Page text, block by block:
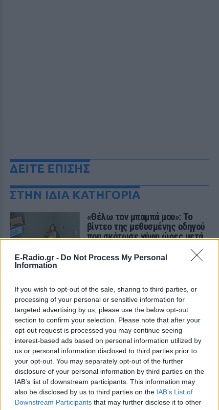
E-Radio.gr - Do Not Process My Personal
Information
If you wish to opt-out of the sale, sharing to third parties, or
processing of your personal or sensitive information for
targeted advertising by us, please use the below opt-out
section to confirm your selection. Please note that after your
opt-out request is processed you may continue seeing
interest-based ads based on personal information utilized by
us or personal information disclosed to third parties prior to
your opt-out. You may separately opt-out of the further
disclosure of your personal information by third parties on the
IAB’s list of downstream participants. This information may
also be disclosed by us to third parties on the IAB’s List of
Downstream Participants that may further disclose it to other
ΔΕΙΤΕ ΕΠΙΣΗΣ
ΣΤΗΝ ΙΔΙΑ ΚΑΤΗΓΟΡΙΑ
«Θέλω τον μπαμπά μου»: Το
βίντεο της μεθυσμένης οδηγού
που σκότωσε νύφη ώρες μετά
ΧΤΕΣ
πάνω στο golf cart των νεόνυμφων στο
Folly Beach - τώρα νέο υλικό από το
αστυνομικό τμήμα αποκαλύπτει τη
συμπεριφορά της λίγο μετά τη μοιραία
σύγκρουση
Τροχαίο στις Σέρρες: «Έχασα τη
γυναίκα και το παιδί μου, τα
έχασα όλα» ‑ Ο πόνος του
πατέρα
ΧΤΕΣ
Μητέρα 43 ετών και ο 21χρονος γιος της
σκοτώθηκαν σε μετωπική σύγκρουση με
φορτηγό στην επαρχιακή οδό Αμφίπολης